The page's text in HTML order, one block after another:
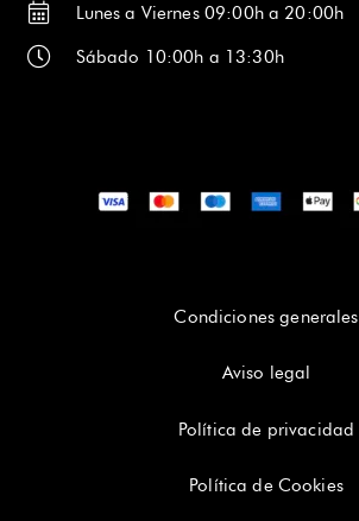
Lunes a Viernes 09:00h a 20:00h
Sábado 10:00h a 13:30h
Condiciones generales
Aviso legal
Política de privacidad
Política de Cookies